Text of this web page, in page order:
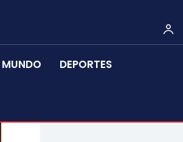
MUNDO DEPORTES